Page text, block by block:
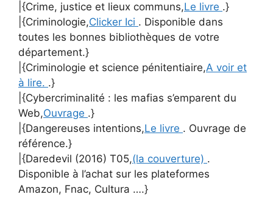
|{Crime, justice et lieux communs,Le livre .}
|{Criminologie,Clicker Ici . Disponible dans
toutes les bonnes bibliothèques de votre
département.}
|{Criminologie et science pénitentiaire,A voir et
à lire. .}
|{Cybercriminalité : les mafias s’emparent du
Web,Ouvrage .}
|{Dangereuses intentions,Le livre . Ouvrage de
référence.}
|{Daredevil (2016) T05,(la couverture) .
Disponible à l’achat sur les plateformes
Amazon, Fnac, Cultura ….}